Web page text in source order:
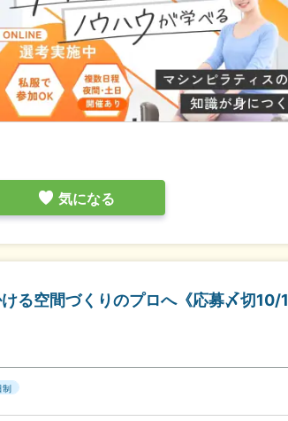
気になる
る空間づくりのプロへ《応募〆切10/1
制